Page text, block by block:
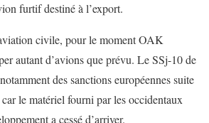
furtif destiné à l’export.
civile, pour le moment OAK
autant d’avions que prévu. Le SSj-10 de
des sanctions européennes suite
le matériel fourni par les occidentaux
a cessé d’arriver.